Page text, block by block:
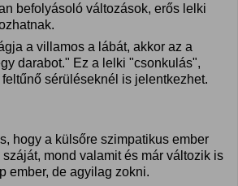
befolyásoló változások, erős lelki
a villamos a lábát, akkor az a
darabot." Ez a lelki "csonkulás",
sérüléseknél is jelentkezhet.
hogy a külsőre szimpatikus ember
mond valamit és már változik is
ember, de agyilag zokni.